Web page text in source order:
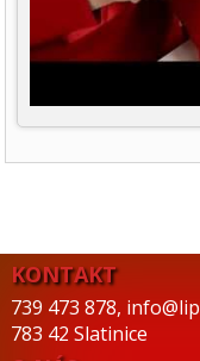
KONTAKT
739 473 878,
783 42 Slatinice